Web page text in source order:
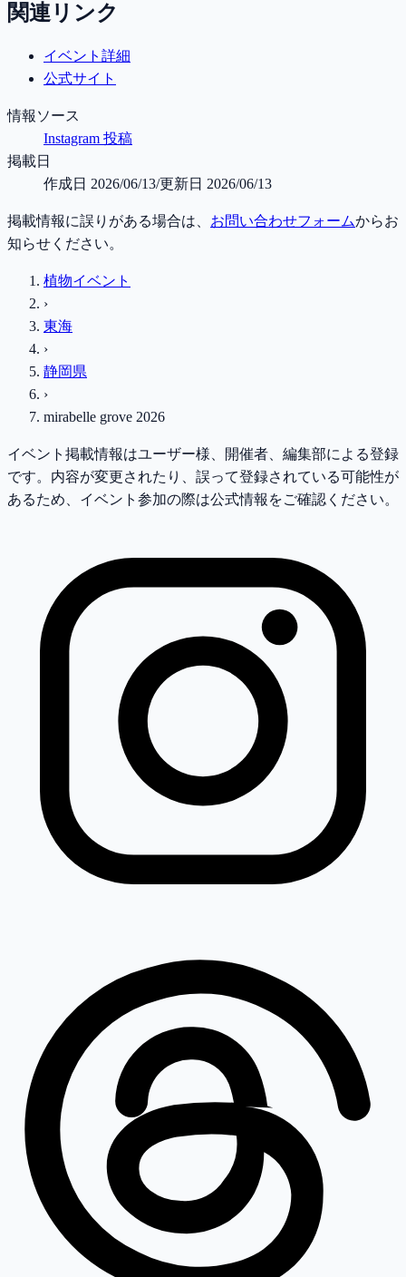
関連リンク
イベント詳細
公式サイト
情報ソース
Instagram 投稿
掲載日
作成日 2026/06/13/更新日 2026/06/13
掲載情報に誤りがある場合は、 お問い合わせフォームからお
知らせください。
植物イベント
›
東海
›
静岡県
›
mirabelle grove 2026
イベント掲載情報はユーザー様、開催者、編集部による登録
です。内容が変更されたり、誤って登録されている可能性が
あるため、イベント参加の際は公式情報をご確認ください。